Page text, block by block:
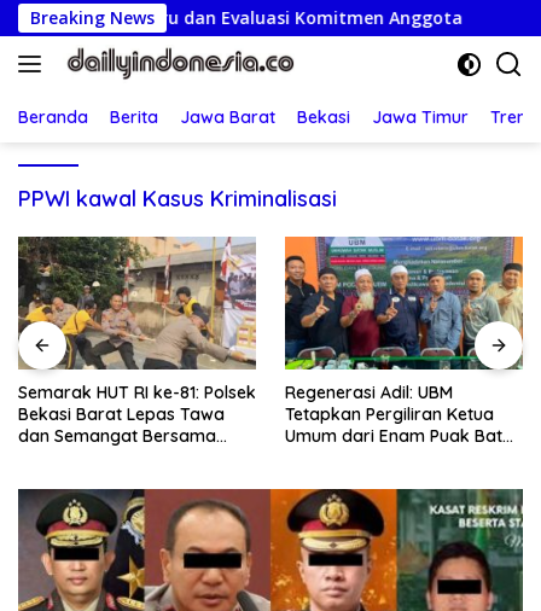
Langsung
ke
konten
Breaking News
Baru dan Evaluasi Komitmen Anggota
Beranda Berita Jawa Barat Bekasi Jawa Timur
PPWI kawal Kasus Kriminalisasi
Semarak HUT RI ke-81: Polsek
Bekasi Barat Lepas Tawa
dan Semangat Bersama
Regenerasi Adil: UBM
Tetapkan Pergiliran Ketua
Umum dari Enam Puak Batak